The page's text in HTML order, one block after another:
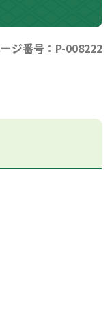
ジ番号：P-008222